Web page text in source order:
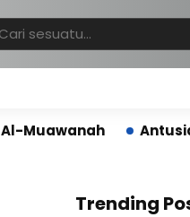
Antusias Warga Desa
Trending